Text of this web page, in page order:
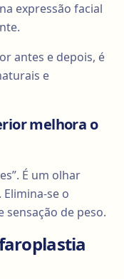
expressão facial
antes e depois, é
e
melhora o
É um olhar
se o
sensação de peso.